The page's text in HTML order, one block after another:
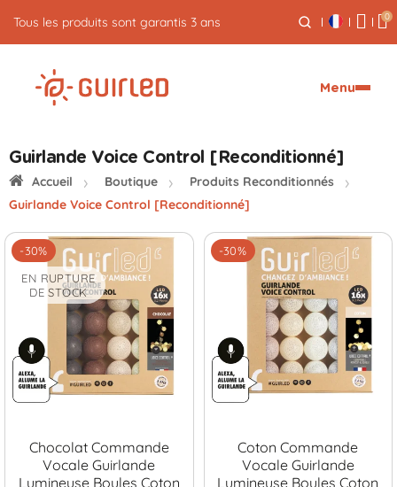
5% de cash back sur vos commandes 0
Menu
Guirlande Voice Control [Reconditionné]
Accueil Boutique
Produits Reconditionnés
Guirlande Voice Control [Reconditionné]
-30%
EN RUPTURE
DE STOCK
Chocolat Commande
Vocale Guirlande
Lumineuse Boules Coton
-30%
Coton Commande
Vocale Guirlande
Lumineuse Boules Coton